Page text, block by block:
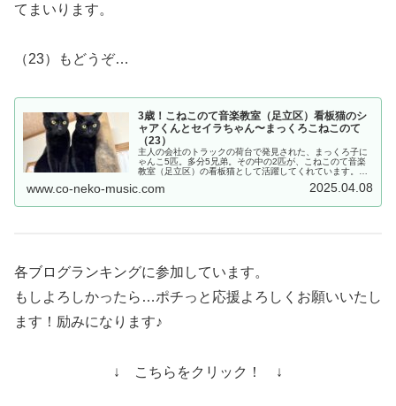
てまいります。
（23）もどうぞ…
3歳！こねこのて音楽教室（足立区）看板猫のシ
ャアくんとセイラちゃん〜まっくろこねこのて
（23）
主人の会社のトラックの荷台で発見された、まっくろ子に
ゃんこ5匹。多分5兄弟。その中の2匹が、こねこのて音楽
教室（足立区）の看板猫として活躍してくれています。シ
生日は分かりませんが…動物病院...
www.co-neko-music.com 2025.04.08
各ブログランキングに参加しています。
もしよろしかったら…ポチっと応援よろしくお願いいたし
ます！励みになります♪
↓ こちらをクリック！ ↓